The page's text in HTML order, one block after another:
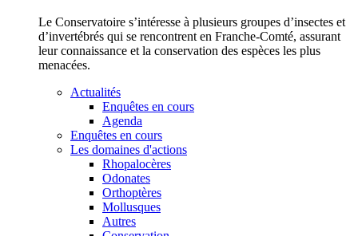
Le Conservatoire s’intéresse à plusieurs groupes d’insectes et
d’invertébrés qui se rencontrent en Franche-Comté, assurant
leur connaissance et la conservation des espèces les plus
menacées.
Actualités
Enquêtes en cours
Agenda
Enquêtes en cours
Les domaines d'actions
Rhopalocères
Odonates
Orthoptères
Mollusques
Autres